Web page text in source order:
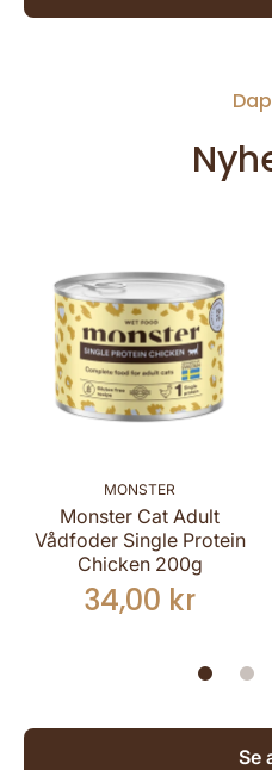
MONSTER
Monster Cat Adult
Vådfoder Single Protein
Chicken 200g
34,00 kr
Se